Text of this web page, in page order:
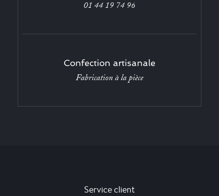
01 44 19 74 96
Confection artisanale
Fabrication à la pièce
Service client